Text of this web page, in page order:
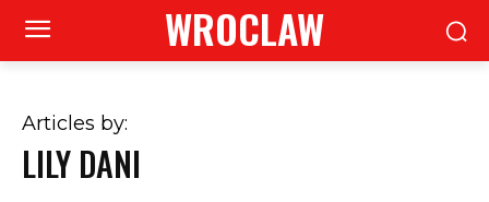
WROCLAW
Articles by:
LILY DANI